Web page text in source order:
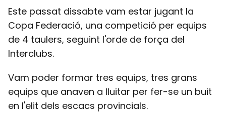
Este passat dissabte vam estar jugant la
Copa Federació, una competició per equips
de 4 taulers, seguint l'orde de força del
Interclubs.
Vam poder formar tres equips, tres grans
equips que anaven a lluitar per fer-se un buit
en l'elit dels escacs provincials.